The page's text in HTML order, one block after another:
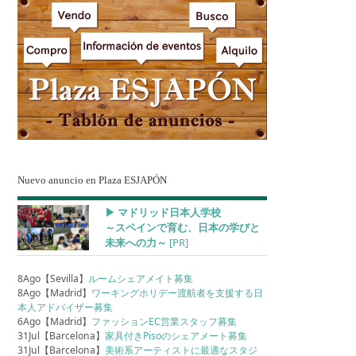
Nuevo anuncio en Plaza ESJAPÓN
▶︎ マドリッド日本人学校
～スペインで育む、日本の学びと
未来への力～ [PR]
8Ago【Sevilla】 ルームシェアメイト募集
8Ago【Madrid】 ワーキングホリデー渡航者を支援する日
本人アドバイザー募集
6Ago【Madrid】 ファッションEC営業スタッフ募集
31Jul【Barcelona】家具付きPisoのシェアメート募集
31Jul【Barcelona】美術系アーティストに最適なスタジ